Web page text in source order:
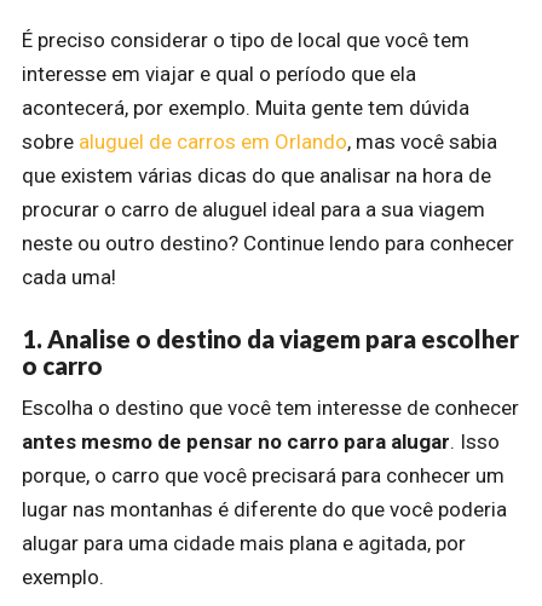
É preciso considerar o tipo de local que você tem
interesse em viajar e qual o período que ela
acontecerá, por exemplo. Muita gente tem dúvida
sobre aluguel de carros em Orlando, mas você sabia
que existem várias dicas do que analisar na hora de
procurar o carro de aluguel ideal para a sua viagem
neste ou outro destino? Continue lendo para conhecer
cada uma!
1. Analise o destino da viagem para escolher
o carro
Escolha o destino que você tem interesse de conhecer
antes mesmo de pensar no carro para alugar. Isso
porque, o carro que você precisará para conhecer um
lugar nas montanhas é diferente do que você poderia
alugar para uma cidade mais plana e agitada, por
exemplo.